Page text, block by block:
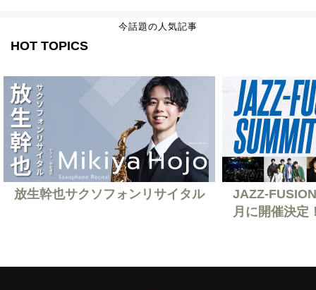
今話題の人気記事
HOT TOPICS
放生幹也サクソフォンリサイタル
JAZZ-
月に開催決定